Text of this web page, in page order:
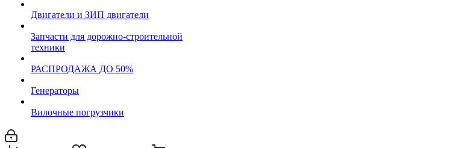
Двигатели и ЗИП двигатели
Запчасти для дорожно-строительной
техники
РАСПРОДАЖА ДО 50%
Генераторы
Вилочные погрузчики